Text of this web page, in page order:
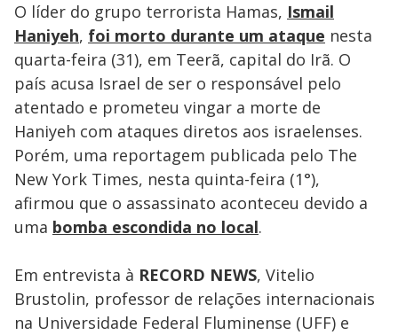
O líder do grupo terrorista Hamas, Ismail
Haniyeh, foi morto durante um ataque nesta
quarta-feira (31), em Teerã, capital do Irã. O
país acusa Israel de ser o responsável pelo
atentado e prometeu vingar a morte de
Haniyeh com ataques diretos aos israelenses.
Porém, uma reportagem publicada pelo The
New York Times, nesta quinta-feira (1°),
afirmou que o assassinato aconteceu devido a
uma bomba escondida no local.
Em entrevista à RECORD NEWS, Vitelio
Brustolin, professor de relações internacionais
na Universidade Federal Fluminense (UFF) e